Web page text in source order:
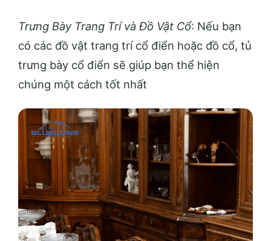
Trưng Bày Trang Trí và Đồ Vật Cổ: Nếu bạn
có các đồ vật trang trí cổ điển hoặc đồ cổ, tủ
trưng bày cổ điển sẽ giúp bạn thể hiện
chúng một cách tốt nhất